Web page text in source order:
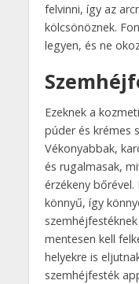
felvinni, így az
kölcsönöznek.
legyen, és ne
Ezeknek a
púder és krémes
Vékonyabbak,
és rugalmasak,
érzékeny bőrével.
könnyű, így
mentesen kell
helyekre is
szemhéjfesték